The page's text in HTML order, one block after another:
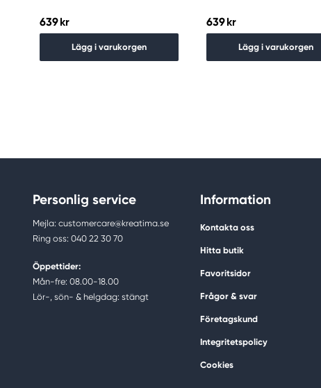
639 kr
Lägg i varukorgen
639 kr
Lägg i varukorgen
Personlig service
Mejla: customercare@kreatima.se
Ring oss: 040 22 30 70
Öppettider:
Mån-fre: 08.00-18.00
Lör-, sön- & helgdag: stängt
Information
Kontakta oss
Hitta butik
Favoritsidor
Frågor & svar
Företagskund
Integritetspolicy
Cookies